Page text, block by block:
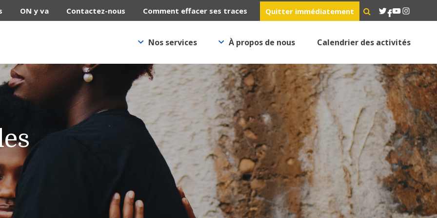
ON y va Contactez-nous Comment effacer ses traces Quitter immédiatement Twitter
Facebook
YouTube
Nos services À propos de nous Calendrier des activités